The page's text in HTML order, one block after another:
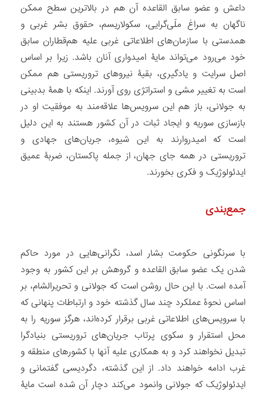
داعش و عضو سابق القاعده آن هم در بالاترین سطح ممکن
ناگهان به سراغ ملّی‏‌گرایی، سکولاریسم، حقوق بشر غربی و
همدستی با سازمان‏‌های اطلاعاتی غربی علیه هم‏‌قطاران سابق
خود می‏‌رود می‏‌تواند مایۀ امیدواری آنان باشد. زیرا بر اساس
اصل سرایت و یادگیری، بقیۀ نیروهای تروریستی هم ممکن
است به تغییر مشی و استراتژی روی آورند. اینکه با همۀ بدبینی
به جولانی، باز هم این سرویس‌‏ها علاقه‌مند به موفقیت او در
بازسازی سوریه و ایجاد ثبات در آن کشور هستند به این دلیل
است که امیدروارند به این شیوه، جریان‌های جهادی و
تروریستی در همه جای جهان، از جمله پاکستان، ضربۀ عمیق
ایدئولوژیک و فکری بخورند.
جمع‌بندی
با سرنگونی حکومت بشار اسد، نگرانی‏‌هایی در مورد حاکم
شدن یک عضو سابق القاعده و گروهش بر این کشور به وجود
آمده است. با این حال روشن است که جولانی و تحریرالشام، بر
اساس نحوۀ عملکرد چند سال گذشته خود و ارتباطات پنهانی که
با سرویس‏‌های اطلاعاتی غربی برقرار کرده‌‏اند، هرگز سوریه را به
محل استقرار و سکوی پرتاب جریان‌های تروریستی بنیادگرا
تبدیل نخواهند کرد و به همکاری علیه آنها با کشورهای منطقه و
غرب ادامه خواهند داد. از این گذشته، دگردیسی گفتمانی و
ایدئولوژیک که جولانی وانمود می‏‌کند دچار آن شده است مایۀ